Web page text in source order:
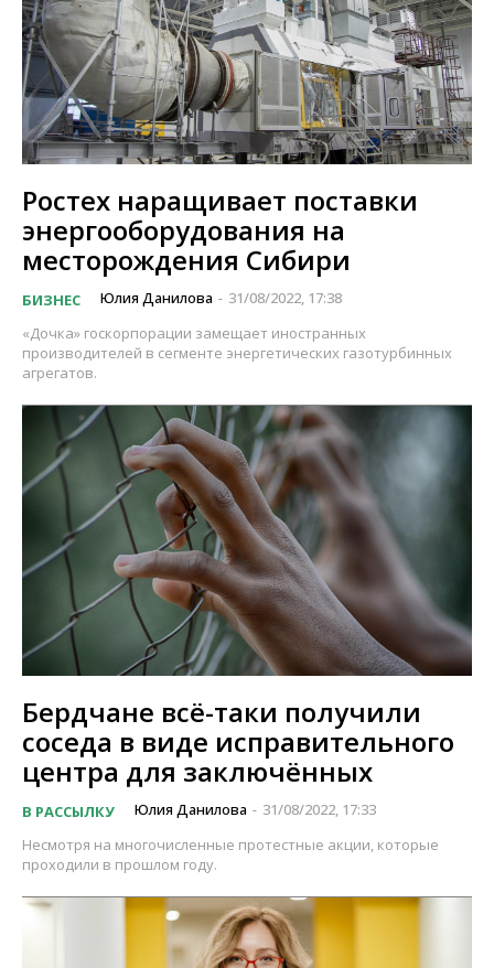
Ростех наращивает поставки
энергооборудования на
месторождения Сибири
БИЗНЕС Юлия Данилова - 31/08/2022, 17:38
«Дочка» госкорпорации замещает иностранных
производителей в сегменте энергетических газотурбинных
агрегатов.
Бердчане всё-таки получили
соседа в виде исправительного
центра для заключённых
В РАССЫЛКУ Юлия Данилова - 31/08/2022, 17:33
Несмотря на многочисленные протестные акции, которые
проходили в прошлом году.